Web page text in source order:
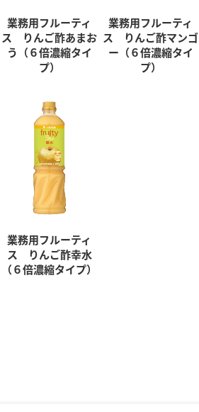
業務用フルーティ
ス りんご酢あまお
う（６倍濃縮タイ
プ）
業務用フルーティ
ス りんご酢マンゴ
ー（６倍濃縮タイ
プ）
業務用フルーティ
ス りんご酢幸水
（６倍濃縮タイプ）